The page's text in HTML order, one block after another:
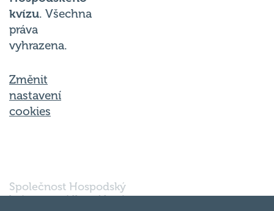
kvízu. Všechna
práva
vyhrazena.
Změnit
nastavení
cookies
Společnost Hospodský
kvíz s.r.o., sídlem Nové